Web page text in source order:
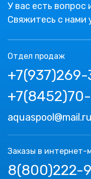
У вас есть
Свяжитесь с нами
Отдел продаж
aquaspool@mail.ru
Заказы в интернет-
8(800)222-